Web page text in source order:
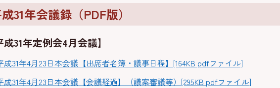
31年会議録（PDF版）
成31年定例会4月会議】
成31年4月23日本会議【出席者名簿・議事日程】[164KB pdfファイル]
成31年4月23日本会議【会議経過】（議案審議等）[295KB pdfファイル]